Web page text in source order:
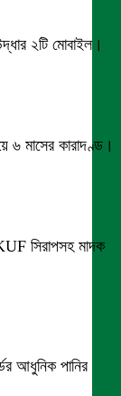
২টি মোবাইল।
৬ মাসের কারাদণ্ড।
সিরাপসহ মাদক
আধুনিক পানির